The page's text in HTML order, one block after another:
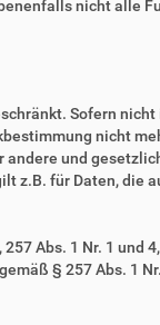
nicht alle
Sofern
nicht
und
z.B. für Daten, die
Abs. 1 Nr. 1 und
§ 257 Abs. 1 Nr.